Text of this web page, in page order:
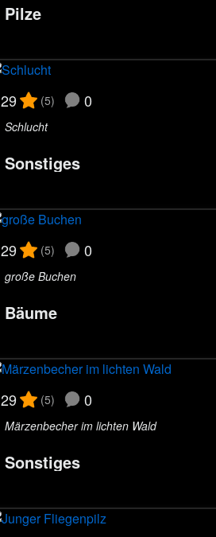
Pilze
29 (5) 0
Schlucht
Sonstiges
29 (5) 0
große Buchen
Bäume
29 (5) 0
Märzenbecher im lichten Wald
Sonstiges